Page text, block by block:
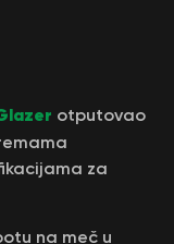
otputovao
za
na meč u